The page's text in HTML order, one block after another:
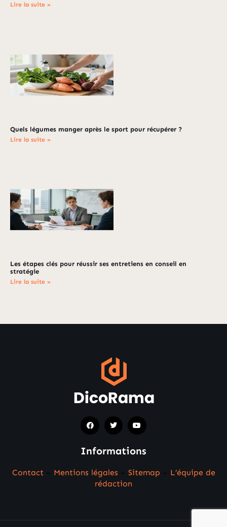
Lire la suite »
Quels légumes manger après le sport pour récupérer ?
Lire la suite »
Les étapes clés pour réussir ses entretiens en conseil en
stratégie
Lire la suite »
Informations
Contact Mentions légales Sitemap
L’équipe de
rédaction